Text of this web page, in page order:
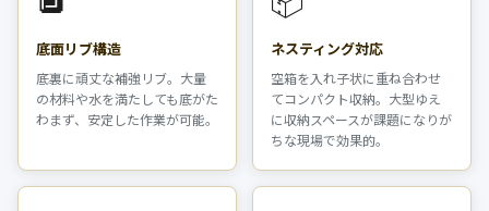
底面リブ構造
底裏に頑丈な補強リブ。大量
の材料や水を満たしても底がた
わまず、安定した作業が可能。
ネスティング対応
空箱を入れ子状に重ね合わせ
てコンパクト収納。大型ゆえ
に収納スペースが課題になりが
ちな現場で効果的。